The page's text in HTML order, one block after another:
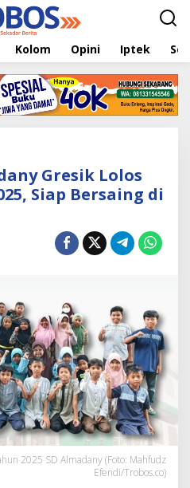
Kolom Opini Iptek
Gresik Lolos
Siap Bersaing di
2025 SD Almadany (Foto: Mahfudz
Efendi/Trobos.co)